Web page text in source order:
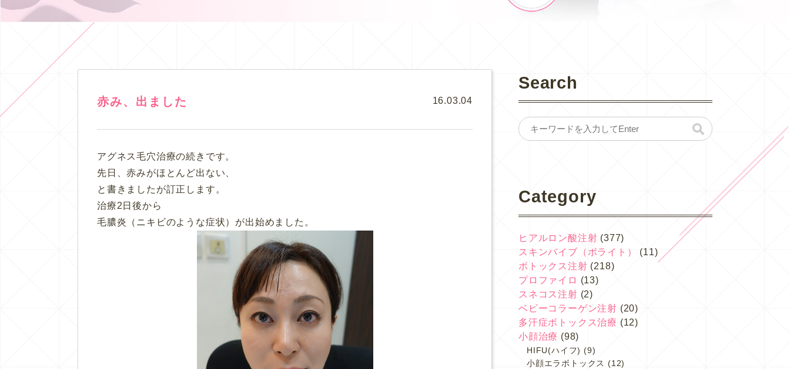
赤み、出ました 16.03.04
アグネス毛穴治療の続きです。
先日、赤みがほとんど出ない、
と書きましたが訂正します。
治療2日後から
毛膿炎（ニキビのような症状）が出始めました。
Search
Category
ヒアルロン酸注射 (377)
スキンバイブ（ボライト）
(11)
ボトックス注射 (218)
プロファイロ (13)
スネコス注射 (2)
ベビーコラーゲン注射 (20)
多汗症ボトックス治療 (12)
小顔治療 (98)
HIFU(ハイフ) (9)
小顔エラボトックス (12)